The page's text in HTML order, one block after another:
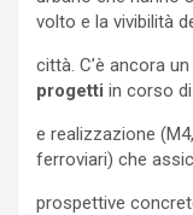
volto e la vivibilità
città. C’è ancora un
progetti in corso
e realizzazione
ferroviari) che
prospettive